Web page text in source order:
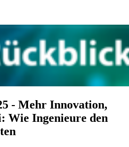
- Mehr Innovation,
Wie Ingenieure den